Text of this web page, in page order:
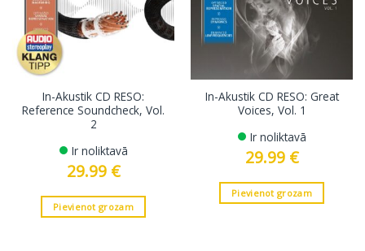
In-Akustik CD RESO:
Reference Soundcheck, Vol.
2
Ir noliktavā
29.99 €
Pievienot grozam
In-Akustik CD RESO: Great
Voices, Vol. 1
Ir noliktavā
29.99 €
Pievienot grozam